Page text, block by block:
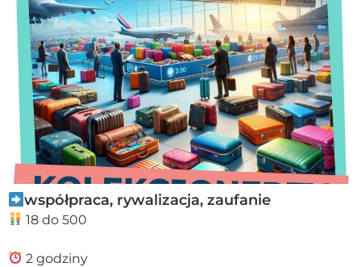
współpraca, rywalizacja, zaufanie
18 do 500
2 godziny